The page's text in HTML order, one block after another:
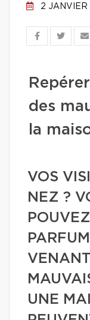
2 JANVIER
des
la
VOS
NEZ ?
UNE